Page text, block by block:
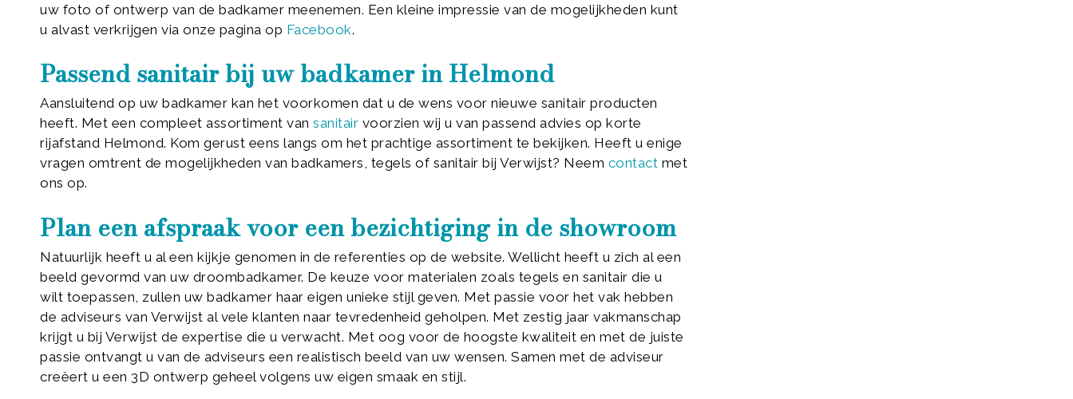
uw foto of ontwerp van de badkamer meenemen. Een kleine impressie van de mogelijkheden kunt
u alvast verkrijgen via onze pagina op Facebook.
Passend sanitair bij uw badkamer in Helmond
Aansluitend op uw badkamer kan het voorkomen dat u de wens voor nieuwe sanitair producten
heeft. Met een compleet assortiment van sanitair voorzien wij u van passend advies op korte
rijafstand Helmond. Kom gerust eens langs om het prachtige assortiment te bekijken. Heeft u enige
vragen omtrent de mogelijkheden van badkamers, tegels of sanitair bij Verwijst? Neem contact met
ons op.
Plan een afspraak voor een bezichtiging in de showroom
Natuurlijk heeft u al een kijkje genomen in de referenties op de website. Wellicht heeft u zich al een
beeld gevormd van uw droombadkamer. De keuze voor materialen zoals tegels en sanitair die u
wilt toepassen, zullen uw badkamer haar eigen unieke stijl geven. Met passie voor het vak hebben
de adviseurs van Verwijst al vele klanten naar tevredenheid geholpen. Met zestig jaar vakmanschap
krijgt u bij Verwijst de expertise die u verwacht. Met oog voor de hoogste kwaliteit en met de juiste
passie ontvangt u van de adviseurs een realistisch beeld van uw wensen. Samen met de adviseur
creëert u een 3D ontwerp geheel volgens uw eigen smaak en stijl.